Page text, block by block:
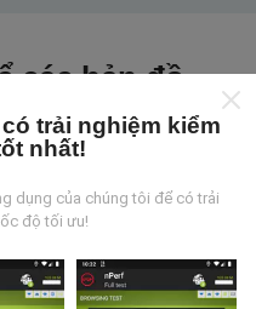
các bản đồ
động?
từ đâu?
trải nghiệm kiểm
nhất!
dụng của chúng tôi để có trải
độ tối ưu!